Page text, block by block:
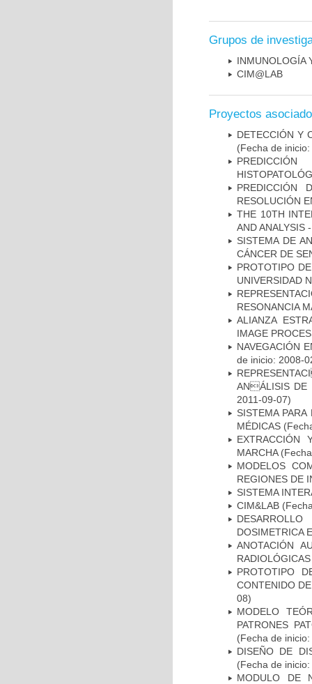
Grupos de
INMUNOLOGÍA
CIM@LAB
Proyectos
DETECCIÓN Y
(Fecha de
PREDICCIÓN
RESOLUCIÓN
THE 10TH
AND ANALYSIS
SISTEMA DE
CÁNCER DE
PROTOTIPO
UNIVERSIDAD
RESONANCIA
ALIANZA
IMAGE
NAVEGACIÓN
de inicio: 2008-
ANÁLISIS DE
2011-09-07)
SISTEMA
MÉDICAS
EXTRACCIÓN
MARCHA
MODELOS
REGIONES DE
SISTEMA
CIM&LAB
DOSIMETRICA
ANOTACIÓN
PROTOTIPO
CONTENIDO
08)
MODELO
PATRONES
(Fecha de
DISEÑO DE
(Fecha de
MODULO DE